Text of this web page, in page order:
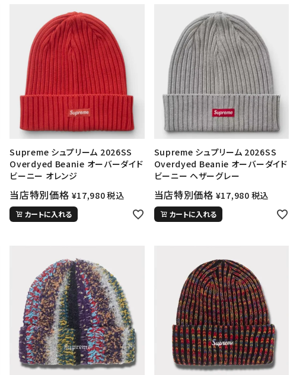
から探す コラボレーションブランドから探す
す
円 ～
人気ワード
2025AW
2025SS
Tシャツ・ロングスリーブ
キャップ・ハット
パーカー・クルーネック
ショルダー・ウエストバッグ
在庫のない商品を表示する
絞り込んで検索する
Supreme シュプリーム 2026SS
Overdyed Beanie オーバーダイド
ビーニー オレンジ
当店特別価格 ¥17,980税込
カートに入れる
Supreme シュプリーム 2026SS
Overdyed Beanie オーバーダイド
ビーニー ヘザーグレー
当店特別価格 ¥17,980 税込
カートに入れる